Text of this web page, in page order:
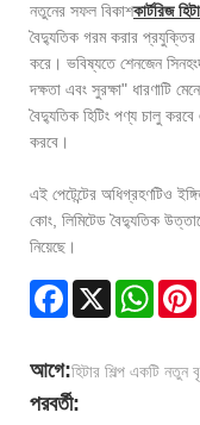
নতুনের সফল বিকাশকার্টরিজ
বৈদ্যুতিক গরম করার প্রযুক্তির
করে। ভবিষ্যতে শেনজেন
দক্ষতা এবং সুরক্ষা" ধারণাটি
বৈদ্যুতিক হিটিং পণ্য চালু
করবে।
এই পেটেন্টের অধিগ্রহণটিও
কোং, লিমিটেড বৈদ্যুতিক
নিয়েছে।
Facebook
X
আগে:হিটার শিল্প একটি নতুন
পরবর্তী: